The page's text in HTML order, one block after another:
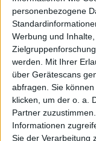
personenbezogene
Werbung und
werden.
Mit Ihrer
über Gerätescans
abfragen. Sie
klicken, um der o. a.
Partner
Informationen
Sie der Verarbeitung